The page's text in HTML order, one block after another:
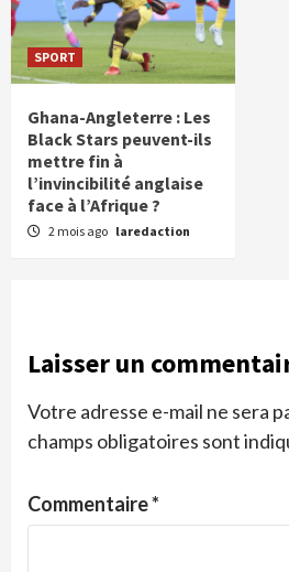
SPORT
Ghana-Angleterre : Les
Black Stars peuvent-ils
mettre fin à
l’invincibilité anglaise
face à l’Afrique ?
2 mois ago laredaction
Laisser un
Votre adresse e-mail ne sera
champs obligatoires sont
Commentaire*